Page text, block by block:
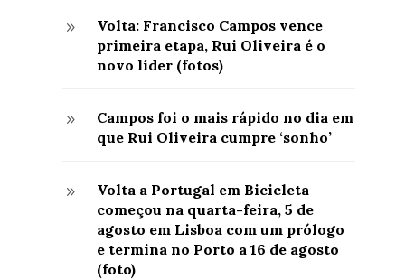
9
Volta: Francisco Campos vence
primeira etapa, Rui Oliveira é o
novo líder (fotos)
9
Campos foi o mais rápido no dia em
que Rui Oliveira cumpre ‘sonho’
9
Volta a Portugal em Bicicleta
começou na quarta-feira, 5 de
agosto em Lisboa com um prólogo
e termina no Porto a 16 de agosto
(foto)